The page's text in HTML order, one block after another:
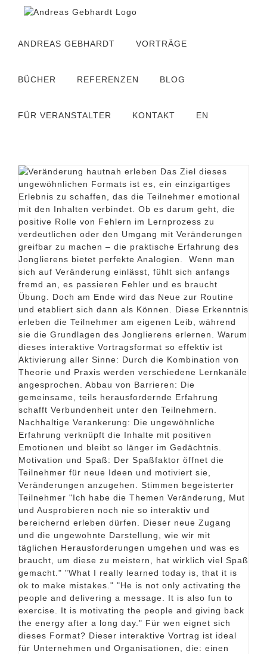
ANDREAS GEBHARDT
VORTRÄGE
BÜCHER REFERENZEN BLOG
FÜR VERANSTALTER KONTAKT EN